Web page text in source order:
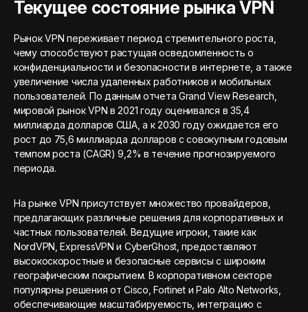
Текущее состояние рынка VPN
Рынок VPN переживает период стремительного роста,
чему способствуют растущая осведомленность о
конфиденциальности и безопасности в интернете, а также
увеличение числа удаленных работников и мобильных
пользователей. По данным отчета Grand View Research,
мировой рынок VPN в 2021 году оценивался в 35,4
миллиарда долларов США, а к 2030 году ожидается его
рост до 75,6 миллиарда долларов с совокупным годовым
темпом роста (CAGR) 9,2% в течение прогнозируемого
периода.
На рынке VPN присутствует множество провайдеров,
предлагающих различные решения для корпоративных и
частных пользователей. Ведущие игроки, такие как
NordVPN, ExpressVPN и CyberGhost, предоставляют
высокоскоростные и безопасные сервисы с широким
географическим покрытием. В корпоративном секторе
популярны решения от Cisco, Fortinet и Palo Alto Networks,
обеспечивающие масштабируемость, интеграцию с